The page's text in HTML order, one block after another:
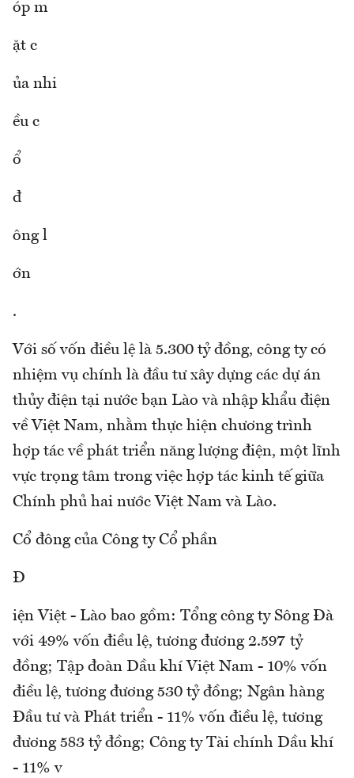
óp m
ặt c
ủa nhi
ều c
ổ
đ
ông l
ớn
.
Với số vốn điều lệ là 5.300 tỷ đồng, công ty có
nhiệm vụ chính là đầu tư xây dựng các dự án
thủy điện tại nước bạn Lào và nhập khẩu điện
về Việt Nam, nhằm thực hiện chương trình
hợp tác về phát triển năng lượng điện, một lĩnh
vực trọng tâm trong việc hợp tác kinh tế giữa
Chính phủ hai nước Việt Nam và Lào.
Cổ đông của Công ty Cổ phần
Đ
iện Việt - Lào bao gồm: Tổng công ty Sông Đà
với 49% vốn điều lệ, tương đương 2.597 tỷ
đồng; Tập đoàn Dầu khí Việt Nam - 10% vốn
điều lệ, tương đương 530 tỷ đồng; Ngân hàng
Đầu tư và Phát triển - 11% vốn điều lệ, tương
đương 583 tỷ đồng; Công ty Tài chính Dầu khí
- 11% v